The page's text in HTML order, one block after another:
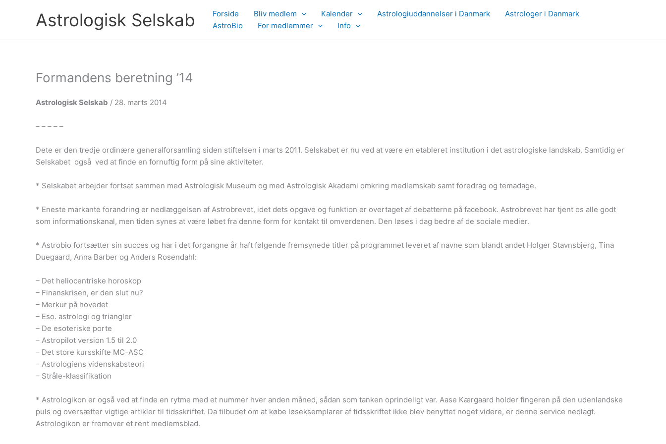
Astrologisk Selskab Forside Bliv medlem Kalender Astrologiuddannelser i Danmark
Astrologer i Danmark
AstroBio
For medlemmer Info
Formandens beretning ’14
Astrologisk Selskab / 28. marts 2014
– – – – –
Dete er den tredje ordinære generalforsamling siden stiftelsen i marts 2011. Selskabet er nu ved at være en etableret institution i det astrologiske landskab. Samtidig er
Selskabet også ved at finde en fornuftig form på sine aktiviteter.
* Selskabet arbejder fortsat sammen med Astrologisk Museum og med Astrologisk Akademi omkring medlemskab samt foredrag og temadage.
* Eneste markante forandring er nedlæggelsen af Astrobrevet, idet dets opgave og funktion er overtaget af debatterne på facebook. Astrobrevet har tjent os alle godt
som informationskanal, men tiden synes at være løbet fra denne form for kontakt til omverdenen. Den løses i dag bedre af de sociale medier.
* Astrobio fortsætter sin succes og har i det forgangne år haft følgende fremsynede titler på programmet leveret af navne som blandt andet Holger Stavnsbjerg, Tina
Duegaard, Anna Barber og Anders Rosendahl:
– Det heliocentriske horoskop
– Finanskrisen, er den slut nu?
– Merkur på hovedet
– Eso. astrologi og triangler
– De esoteriske porte
– Astropilot version 1.5 til 2.0
– Det store kursskifte MC-ASC
– Astrologiens videnskabsteori
– Stråle-klassifikation
* Astrologikon er også ved at finde en rytme med et nummer hver anden måned, sådan som tanken oprindeligt var. Aase Kærgaard holder fingeren på den udenlandske
puls og oversætter vigtige artikler til tidsskriftet. Da tilbudet om at købe løseksemplarer af tidsskriftet ikke blev benyttet noget videre, er denne service nedlagt.
Astrologikon er fremover et rent medlemsblad.